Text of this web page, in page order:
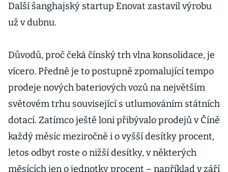
Další šanghajský startup Enovat zastavil výrobu
už v dubnu.
Důvodů, proč čeká čínský trh vlna konsolidace, je
vícero. Předně je to postupně zpomalující tempo
prodeje nových bateriových vozů na největším
světovém trhu související s utlumováním státních
dotací. Zatímco ještě loni přibývalo prodejů v Číně
každý měsíc meziročně i o vyšší desítky procent,
letos odbyt roste o nižší desítky, v některých
měsících jen o jednotky procent – například v září